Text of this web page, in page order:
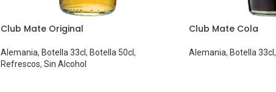
Club Mate Original
Alemania, Botella 33cl, Botella 50cl,
Refrescos, Sin Alcohol
Club Mate Cola
Alemania, Botella 33cl,